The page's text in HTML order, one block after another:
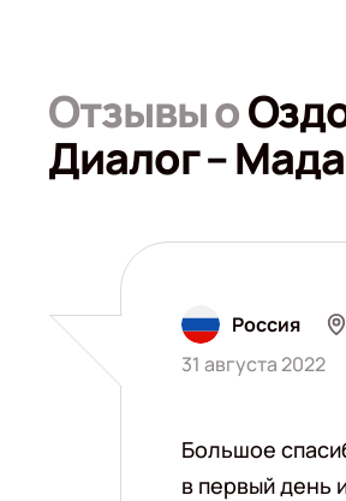
Отзывы о
Диалог –
Россия
31 августа 2022
Большое
в первый день